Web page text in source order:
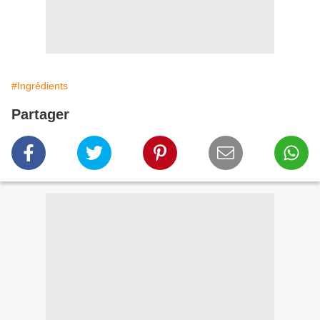
#Ingrédients
Partager